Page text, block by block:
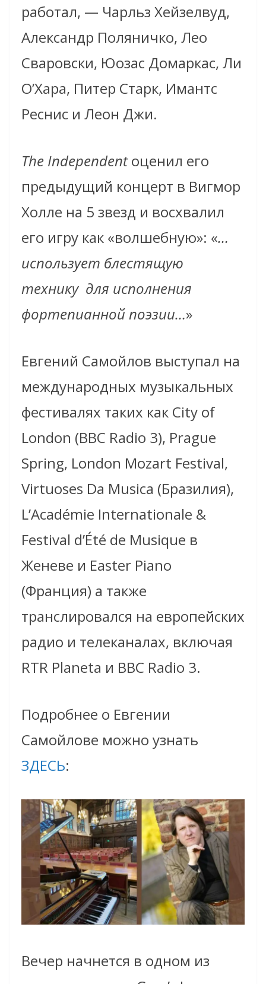
работал, — Чарльз Хейзелвуд,
Александр Поляничко, Лео
Сваровски, Юозас Домаркас, Ли
О’Хара, Питер Старк, Имантс
Реснис и Леон Джи.
The Independentоценил его
предыдущий концерт в Вигмор
Холле на 5 звезд и восхвалил
его игру как «волшебную»: «…
использует блестящую
технику для исполнения
фортепианной поэзии…»
Евгений Самойлов выступал на
международных музыкальных
фестивалях таких как City of
London (BBC Radio 3), Prague
Spring, London Mozart Festival,
Virtuoses Da Musica (Бразилия),
L’Académie Internationale &
Festival d’Été de Musique в
Женеве и Easter Piano
(Франция) а также
транслировался на европейских
радио и телеканалах, включая
RTR Planeta и ВВС Radio 3.
Подробнее о Евгении
Самойлове можно узнать
ЗДЕСЬ:
Вечер начнется в одном из